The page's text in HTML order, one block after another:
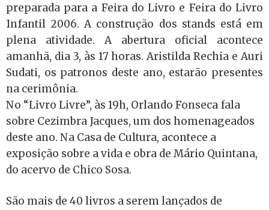
preparada para a Feira do Livro e Feira do Livro
Infantil 2006. A construção dos stands está em
plena atividade. A abertura oficial acontece
amanhã, dia 3, às 17 horas. Aristilda Rechia e Auri
Sudati, os patronos deste ano, estarão presentes
na cerimônia.
No “Livro Livre”, às 19h, Orlando Fonseca fala
sobre Cezimbra Jacques, um dos homenageados
deste ano. Na Casa de Cultura, acontece a
exposição sobre a vida e obra de Mário Quintana,
do acervo de Chico Sosa.
São mais de 40 livros a serem lançados de